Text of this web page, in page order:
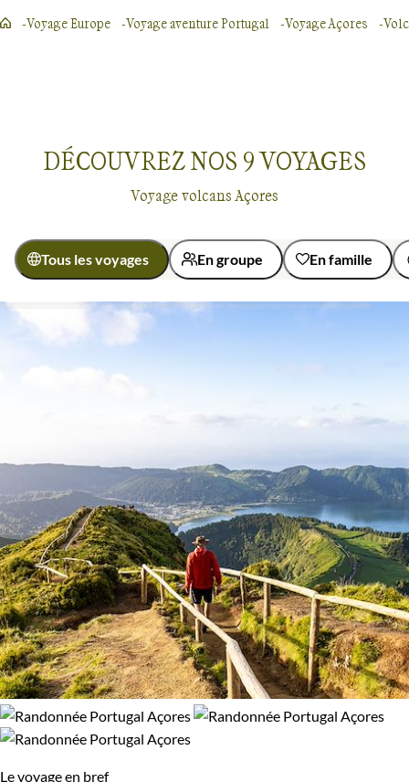
Voyage Europe Voyage aventure Portugal Voyage Açores
DÉCOUVREZ NOS 9VOYAGES
Voyage volcans Açores
Tous les voyages En groupe En famille
Activité
De 1 250 à 2 000 € De 2 000 à 3 000 €
Plus de 3 000 €
Âge des enfants
Les 6/9 ans Les 10/13 ans
Les 14/16 ans
Itinérance
Le voyage en bref